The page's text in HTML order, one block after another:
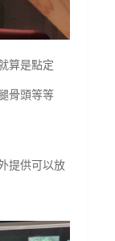
算是點定
骨頭等等
提供可以放